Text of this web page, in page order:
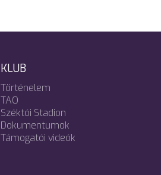
KLUB
Történelem
TAO
Széktói Stadion
Dokumentumok
Támogatói videók